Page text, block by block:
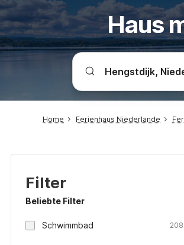
Haus
Home Ferienhaus Niederlande
Filter
Beliebte Filter
Schwimmbad 208